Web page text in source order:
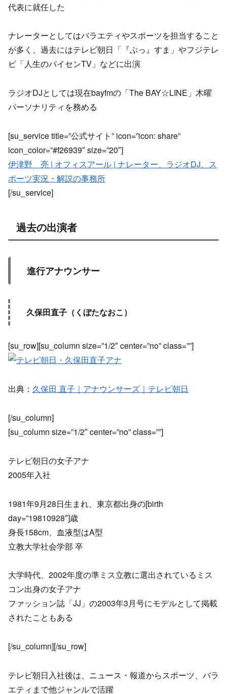
代表に就任した
ナレーターとしてはバラエティやスポーツを担当すること
が多く、過去にはテレビ朝日「『ぷっ』すま」やフジテレ
ビ「人生のパイセンTV」などに出演
ラジオDJとしては現在bayfmの「The BAY☆LINE」木曜
パーソナリティを務める
[su_service title=”公式サイト” icon=”icon: share”
icon_color=”#f26939″ size=”20″]
伊津野 亮 | オフィスアール | ナレーター、ラジオDJ、ス
ポーツ実況・解説の事務所
[/su_service]
過去の出演者
進行アナウンサー
久保田直子（くぼたなおこ）
[su_row][su_column size=”1/2″ center=”no” class=””]
出典： 久保田 直子｜アナウンサーズ｜テレビ朝日
[/su_column]
[su_column size=”1/2″ center=”no” class=””]
テレビ朝日の女子アナ
2005年入社
1981年9月28日生まれ、東京都出身の[birth
day=”19810928″]歳
身長158cm、血液型はA型
立教大学社会学部 卒
大学時代、2002年度の準ミス立教に選出されているミス
コン出身の女子アナ
ファッション誌「JJ」の2003年3月号にモデルとして掲載
されたこともある
[/su_column][/su_row]
テレビ朝日入社後は、ニュース・報道からスポーツ、バラ
エティまで他ジャンルで活躍